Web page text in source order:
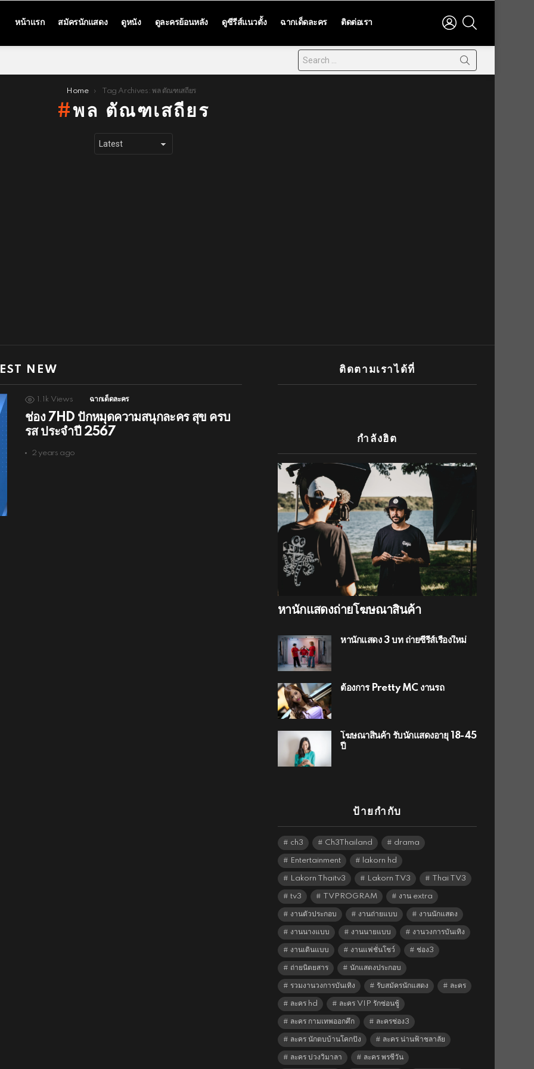
หน้าแรก สมัครนักแสดง ดูหนัง ดูละครย้อนหลัง ดูซีรีส์แนวตั้ง ฉากเด็ดละคร ติดต่อเรา
LOGIN
Home Tag Archives: พล ตัณฑเสถียร
พล ตัณฑเสถียร
NEW
1.1k Views ฉากเด็ดละคร
ช่อง 7HD ปักหมุดความสนุกละคร สุข ครบ
รส ประจำปี 2567
2 years ago
ติดตามเราได้ที่
กำลังฮิต
หานักแสดงถ่ายโฆษณาสินค้า
หานักแสดง 3 บท ถ่ายซีรีส์เรื่องใหม่
ต้องการ Pretty MC งานรถ
โฆษณาสินค้า รับนักแสดงอายุ 18-45
ปี
ป้ายกำกับ
ch3 Ch3Thailand drama
Entertainment lakorn hd
Lakorn Thaitv3 Lakorn TV3 Thai TV3
tv3 TVPROGRAM งาน extra
งานตัวประกอบ งานถ่ายแบบ งานนักแสดง
งานนางแบบ งานนายแบบ งานวงการบันเทิง
งานเดินแบบ งานแฟชั่นโชว์ ช่อง3
ถ่ายนิตยสาร นักแสดงประกอบ
รวมงานวงการบันเทิง รับสมัครนักแสดง ละคร
ละคร hd ละคร VIP รักซ่อนชู้
ละคร กามเทพออกศึก ละครช่อง3
ละคร นักตบบ้านโคกปัง ละคร น่านฟ้าชลาลัย
ละคร บ่วงวิมาลา ละคร พรชีวัน